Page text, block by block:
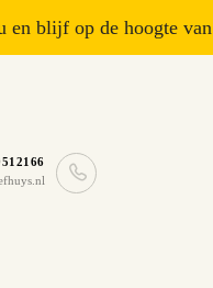
en blijf op de hoogte